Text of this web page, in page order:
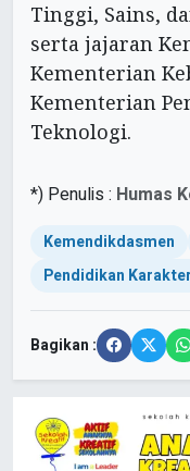
Tinggi, Sains,
serta jajaran
Kementerian
Kementerian
Teknologi.
*) Penulis : Humas
Kemendikdasmen
Pendidikan Karakter
Bagikan :